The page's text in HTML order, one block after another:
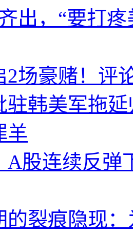
出，“要打
2场豪赌！评
驻韩美军拖
羊
A股连续反弹
的裂痕隐现